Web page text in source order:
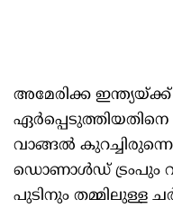
അമേരിക്ക
വാങ്ങൽ
ഡൊണാൾഡ് ട്രംപും
പുടിനും തമ്മിലുള്ള